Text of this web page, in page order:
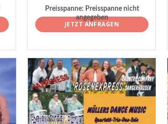
Preisspanne: Preisspanne nicht
angegeben
JETZT ANFRAGEN
ProArtist